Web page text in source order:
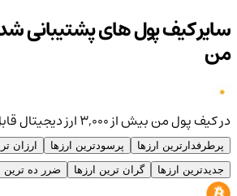
سایر کیف پول های پشتیبانی
من
در کیف پول من بیش از ۳,۰۰۰ ارز دیجیتال قابل معامله وجود دارد
پرطرفدارترین ارزها پرسودترین ارزها
ارزان
جدیدترین ارزها
گران ترین ارزها ضرر ده ترین